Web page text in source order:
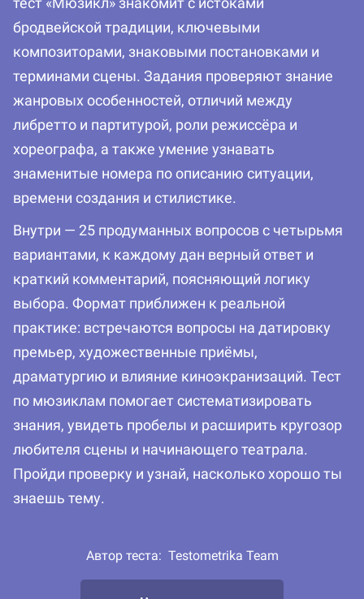
бродвейской традиции, ключевыми
композиторами, знаковыми постановками и
терминами сцены. Задания проверяют знание
жанровых особенностей, отличий между
либретто и партитурой, роли режиссёра и
хореографа, а также умение узнавать
знаменитые номера по описанию ситуации,
времени создания и стилистике.
Внутри — 25 продуманных вопросов с четырьмя
вариантами, к каждому дан верный ответ и
краткий комментарий, поясняющий логику
выбора. Формат приближен к реальной
практике: встречаются вопросы на датировку
премьер, художественные приёмы,
драматургию и влияние киноэкранизаций. Тест
по мюзиклам помогает систематизировать
знания, увидеть пробелы и расширить кругозор
любителя сцены и начинающего театрала.
Пройди проверку и узнай, насколько хорошо ты
знаешь тему.
Автор теста: Testometrika Team